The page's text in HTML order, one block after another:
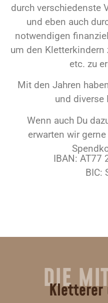
durch verschiedenste
und eben auch
notwendigen
um den Kletterkindern
etc. zu
Mit den Jahren
und diverse
Wenn auch Du
erwarten wir
IBAN: AT77
BIC:
DIE
Kletterer